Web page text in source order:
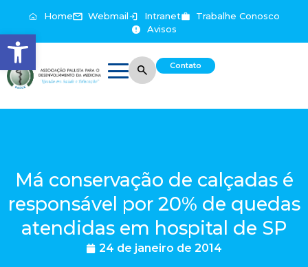
Abrir a barra de ferramentas
Home Webmail Intranet
Trabalhe Conosco
Avisos
Contato
Má conservação de calçadas é
responsável por 20% de quedas
atendidas em hospital de SP
24 de janeiro de 2014